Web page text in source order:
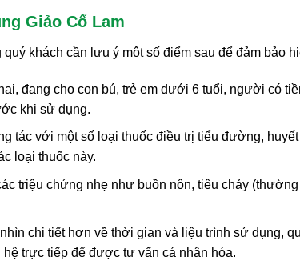
Giảo Cổ Lam
khách cần lưu ý một số điểm sau để đảm bảo
đang cho con bú, trẻ em dưới 6 tuổi, người có
khi sử dụng.
tác với một số loại thuốc điều trị tiểu đường,
loại thuốc này.
triệu chứng nhẹ như buồn nôn, tiêu chảy
chi tiết hơn về thời gian và liệu trình sử dụng,
trực tiếp để được tư vấn cá nhân hóa.